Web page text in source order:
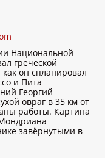
Национальной
греческой
он спланировал
и Пита
Георгий
овраг в 35 км от
работы. Картина
завёрнутыми в